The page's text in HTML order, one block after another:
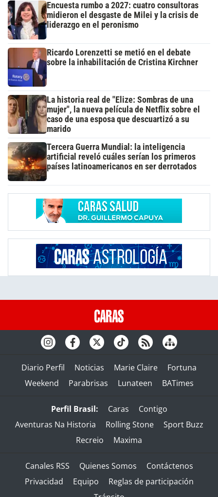
Encuesta rumbo a 2027: cuatro consultoras
midieron el desgaste de Milei y la crisis de
liderazgo en el peronismo
Ricardo Lorenzetti se metió en el debate
sobre la inhabilitación de Cristina Kirchner
La historia real de "Elize: Sombras de una
mujer", la nueva película de Netflix sobre el
caso de una esposa que descuartizó a su
marido
Tercera Guerra Mundial: la inteligencia
artificial reveló cuáles serían los primeros
países latinoamericanos en ser derrotados
Diario Perfil Noticias Marie Claire
Fortuna
Weekend
Parabrisas Lunateen BATimes
Perfil Brasil: Caras
Contigo
Aventuras Na Historia
Rolling Stone
Sport Buzz
Recreio
Maxima
Canales RSS Quienes Somos
Contáctenos
Privacidad
Equipo
Reglas de participación